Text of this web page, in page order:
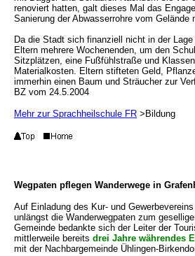
renoviert hatten, galt dieses Mal das
Sanierung der Abwasserrohre vom
Da die Stadt sich finanziell nicht in der
Eltern mehrere Wochenenden, um den
Sitzplätzen, eine Fußfühlstraße und
Materialkosten. Eltern stifteten Geld,
immerhin einen Baum und Sträucher zur
BZ vom 24.5.2004
Mehr zur Sprachheilschule FR >Bildung
Wegpaten pflegen Wanderwege in
Auf Einladung des Kur- und
unlängst die Wanderwegpaten zum
Gemeinde bedankte sich der Leiter der
mittlerweile bereits drei Jahre währendes
mit der Nachbargemeinde Ühlingen-